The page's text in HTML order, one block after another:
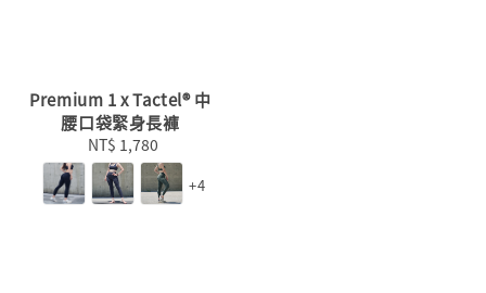
Premium 1 x Tactel® 中
腰口袋緊身長褲
Regular
price
NT$ 1,780
+4